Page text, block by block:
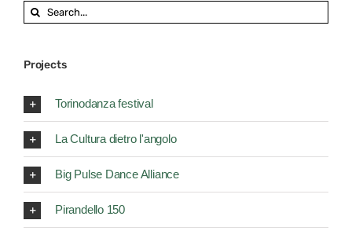
Search
for:
Projects
Torinodanza festival
La Cultura dietro l'angolo
Big Pulse Dance Alliance
Pirandello 150